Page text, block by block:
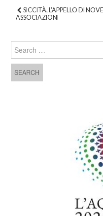
SICCITÀ, L’APPELLO DI NOVE
ASSOCIAZIONI
Search for: